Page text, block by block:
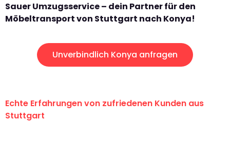
Sauer Umzugsservice – dein Partner für den
Möbeltransport von Stuttgart nach Konya!
Unverbindlich Konya anfragen
Echte Erfahrungen von zufriedenen Kunden aus
Stuttgart